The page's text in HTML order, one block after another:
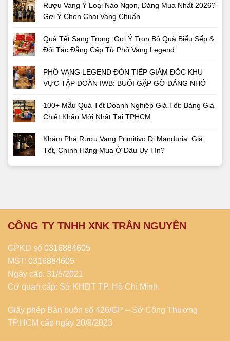
Rượu Vang Ý Loại Nào Ngon, Đáng Mua Nhất 2026?
Gợi Ý Chọn Chai Vang Chuẩn
Quà Tết Sang Trọng: Gợi Ý Trọn Bộ Quà Biếu Sếp &
Đối Tác Đẳng Cấp Từ Phố Vang Legend
PHỐ VANG LEGEND ĐÓN TIẾP GIÁM ĐỐC KHU
VỰC TẬP ĐOÀN IWB: BUỔI GẶP GỠ ĐÁNG NHỚ
100+ Mẫu Quà Tết Doanh Nghiệp Giá Tốt: Bảng Giá
Chiết Khấu Mới Nhất Tại TPHCM
Khám Phá Rượu Vang Primitivo Di Manduria: Giá
Tốt, Chính Hãng Mua Ở Đâu Uy Tín?
CÔNG TY TNHH XNK TRẦN NGUYÊN
GPKD số 0316884605
MST: 0316884605
Ngày cấp: 31/5/2021
Cơ quan cấp: Sở KHĐT TP. Hồ Chí Minh
Giấy phép Bán buôn số 426/GP – Sở Công Thương
TP.HCM cấp ngày 20/9/2023